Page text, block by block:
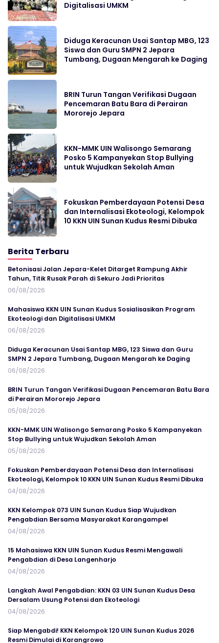
Digitalisasi UMKM
Diduga Keracunan Usai Santap MBG, 123
Siswa dan Guru SMPN 2 Jepara
Tumbang, Dugaan Mengarah ke Daging
BRIN Turun Tangan Verifikasi Dugaan
Pencemaran Batu Bara di Perairan
Mororejo Jepara
KKN-MMK UIN Walisongo Semarang
Posko 5 Kampanyekan Stop Bullying
untuk Wujudkan Sekolah Aman
Fokuskan Pemberdayaan Potensi Desa
dan Internalisasi Ekoteologi, Kelompok
10 KKN UIN Sunan Kudus Resmi Dibuka
Berita Terbaru
Betonisasi Jalan Jepara-Kelet Ditarget Rampung Akhir
Tahun, Titik Rusak Parah di Sekuro Jadi Prioritas
06/08/2026
Mahasiswa KKN UIN Sunan Kudus Sosialisasikan Program
Ekoteologi dan Digitalisasi UMKM
06/08/2026
Diduga Keracunan Usai Santap MBG, 123 Siswa dan Guru
SMPN 2 Jepara Tumbang, Dugaan Mengarah ke Daging
06/08/2026
BRIN Turun Tangan Verifikasi Dugaan Pencemaran Batu Bara
di Perairan Mororejo Jepara
05/08/2026
KKN-MMK UIN Walisongo Semarang Posko 5 Kampanyekan
Stop Bullying untuk Wujudkan Sekolah Aman
05/08/2026
Fokuskan Pemberdayaan Potensi Desa dan Internalisasi
Ekoteologi, Kelompok 10 KKN UIN Sunan Kudus Resmi Dibuka
04/08/2026
KKN Kelompok 073 UIN Sunan Kudus Siap Wujudkan
Pengabdian Bersama Masyarakat Karangampel
04/08/2026
15 Mahasiswa KKN UIN Sunan Kudus Resmi Mengawali
Pengabdian di Desa Langenharjo
04/08/2026
Langkah Awal Pengabdian: KKN 03 UIN Sunan Kudus Desa
Dersalam Usung Potensi dan Ekoteologi
04/08/2026
Siap Mengabdi! KKN Kelompok 120 UIN Sunan Kudus 2026
Resmi Dimulai di Karangrowo